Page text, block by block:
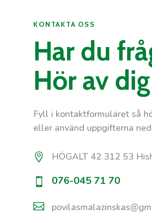
KONTAKTA OSS
Har du
Hör av
Fyll i kontaktformuläret så
eller använd uppgifterna
 HÖGALT 42 312 53
 076-045 71 70
